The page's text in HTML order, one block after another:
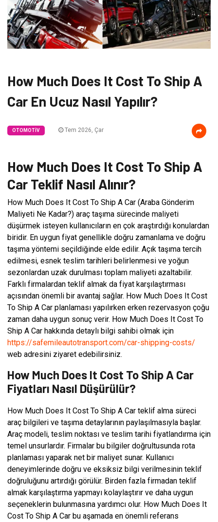
How Much Does It Cost To Ship A
Car En Ucuz Nasıl Yapılır?
OTOMOTIV Tem 2026, Çar
How Much Does It Cost To Ship A
Car Teklif Nasıl Alınır?
How Much Does It Cost To Ship A Car (Araba Gönderim
Maliyeti Ne Kadar?) araç taşıma sürecinde maliyeti
düşürmek isteyen kullanıcıların en çok araştırdığı konulardan
biridir. En uygun fiyat genellikle doğru zamanlama ve doğru
taşıma yöntemi seçildiğinde elde edilir. Açık taşıma tercih
edilmesi, esnek teslim tarihleri belirlenmesi ve yoğun
sezonlardan uzak durulması toplam maliyeti azaltabilir.
Farklı firmalardan teklif almak da fiyat karşılaştırması
açısından önemli bir avantaj sağlar. How Much Does It Cost
To Ship A Car planlaması yapılırken erken rezervasyon çoğu
zaman daha uygun sonuç verir. How Much Does It Cost To
Ship A Car hakkında detaylı bilgi sahibi olmak için
https://safemileautotransport.com/car-shipping-costs/
web adresini ziyaret edebilirsiniz.
How Much Does It Cost To Ship A Car
Fiyatları Nasıl Düşürülür?
How Much Does It Cost To Ship A Car teklif alma süreci
araç bilgileri ve taşıma detaylarının paylaşılmasıyla başlar.
Araç modeli, teslim noktası ve teslim tarihi fiyatlandırma için
temel unsurlardır. Firmalar bu bilgiler doğrultusunda rota
planlaması yaparak net bir maliyet sunar. Kullanıcı
deneyimlerinde doğru ve eksiksiz bilgi verilmesinin teklif
doğruluğunu artırdığı görülür. Birden fazla firmadan teklif
almak karşılaştırma yapmayı kolaylaştırır ve daha uygun
seçeneklerin bulunmasına yardımcı olur. How Much Does It
Cost To Ship A Car bu aşamada en önemli referans